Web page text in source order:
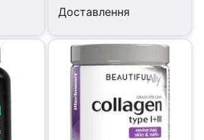
Доставлення